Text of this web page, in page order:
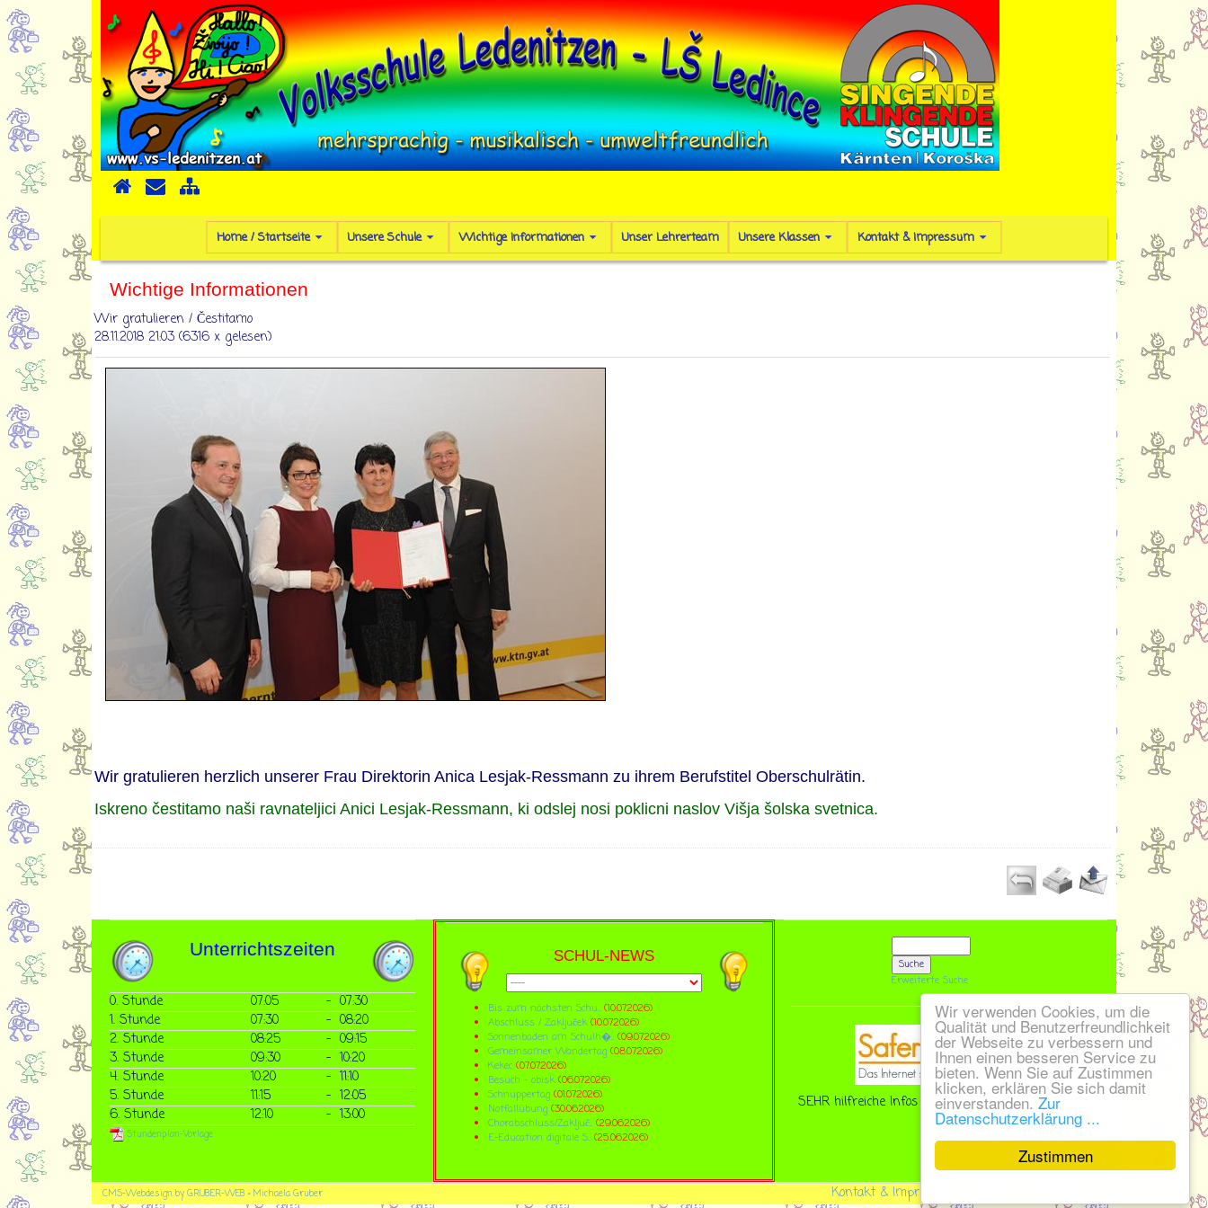
Zustimmen
Wir verwenden Cookies, um die
Qualität und Benutzerfreundlichkeit
der Webseite zu verbessern und
Ihnen einen besseren Service zu
bieten. Wenn Sie auf Zustimmen
klicken, erklären Sie sich damit
einverstanden. Zur
Datenschutzerklärung ...
Home / Startseite Unsere Schule Wichtige Informationen Unser Lehrerteam Unsere Klassen Kontakt & Impressum
Wichtige Informationen
Wir gratulieren / Čestitamo
28.11.2018 21:03 (6316 x gelesen)
Wir gratulieren herzlich unserer Frau Direktorin Anica Lesjak-Ressmann zu ihrem Berufstitel Oberschulrätin.
Iskreno čestitamo naši ravnateljici Anici Lesjak-Ressmann, ki odslej nosi poklicni naslov Višja šolska svetnica.
Unterrichtszeiten
0. Stunde 07:05 - 07:30
1. Stunde
07:30 - 08:20
2. Stunde
08:25 - 09:15
3. Stunde
09:30 - 10:20
4. Stunde
10:20 - 11:10
5. Stunde
11:15 - 12:05
6. Stunde
12:10 - 13:00
Stundenplan-Vorlage
SCHUL-NEWS
Bis zum nächsten Schu...(10.07.2026)
Abschluss / Zaključek(10.07.2026)
Sonnenbaden am Schulh�...(09.07.2026)
Gemeinsamer Wandertag (08.07.2026)
Kekec (07.07.2026)
Besuch - obisk(06.07.2026)
Schnuppertag (01.07.2026)
Notfallübung (30.06.2026)
Chorabschluss/Zaključ...(29.06.2026)
E-Education digitale S...(25.06.2026)
Erweiterte Suche
SEHR hilfreiche Infos für Lehrer, Eltern und Kinder!
CMS-Webdesign by GRUBER-WEB • Michaela Gruber Kontakt & Impressum